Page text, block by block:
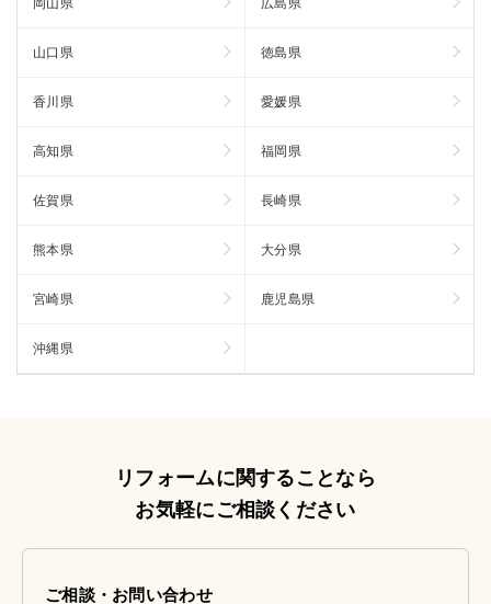
岡山県 広島県
山口県 徳島県
香川県 愛媛県
高知県 福岡県
佐賀県 長崎県
熊本県 大分県
宮崎県 鹿児島県
沖縄県
リフォームに関することなら
お気軽にご相談ください
ご相談・お問い合わせ